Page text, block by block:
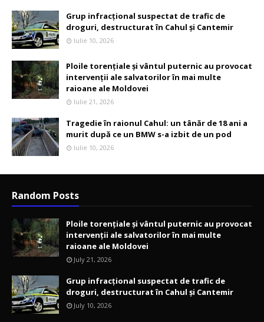
Grup infracțional suspectat de trafic de
droguri, destructurat în Cahul și Cantemir
Iulie 10, 2026
Ploile torențiale și vântul puternic au provocat
intervenții ale salvatorilor în mai multe
raioane ale Moldovei
Iulie 21, 2026
Tragedie în raionul Cahul: un tânăr de 18 ani a
murit după ce un BMW s-a izbit de un pod
Iulie 10, 2026
Random Posts
Ploile torențiale și vântul puternic au provocat
intervenții ale salvatorilor în mai multe
raioane ale Moldovei
July 21, 2026
Grup infracțional suspectat de trafic de
droguri, destructurat în Cahul și Cantemir
July 10, 2026